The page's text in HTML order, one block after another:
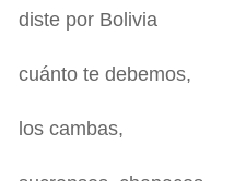
diste por Bolivia
cuánto te debemos,
los cambas,